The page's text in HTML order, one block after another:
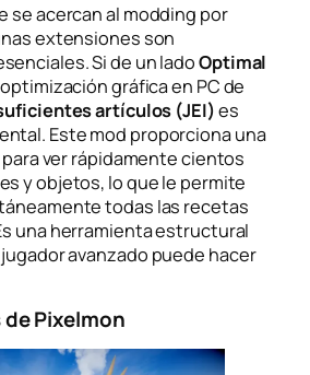
se acercan al modding por
extensiones son
Si de un ladoOptimal
gráfica en PC de
artículos (JEI)es
Este mod proporciona una
ver rápidamente cientos
y objetos, lo que le permite
todas las recetas
una herramienta estructural
avanzado puede hacer
Pixelmon